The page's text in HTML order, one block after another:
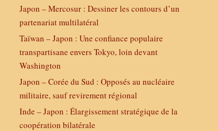
Japon – Mercosur : Dessiner les contours d’un
partenariat multilatéral
Taïwan – Japon : Une confiance populaire
transpartisane envers Tokyo, loin devant
Washington
Japon – Corée du Sud : Opposés au nucléaire
militaire, sauf revirement régional
Inde – Japon : Élargissement stratégique de la
coopération bilatérale